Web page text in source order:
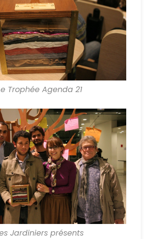
Trophée Agenda 21
Jardiniers présents